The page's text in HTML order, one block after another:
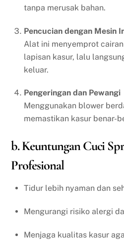
tanpa merusak bahan.
Pencucian dengan Mesin
Alat ini menyemprot
lapisan kasur, lalu
keluar.
Pengeringan dan Pewangi
Menggunakan blower
memastikan kasur benar-
b. Keuntungan Cuci
Profesional
Tidur lebih nyaman dan
Mengurangi risiko alergi
Menjaga kualitas kasur